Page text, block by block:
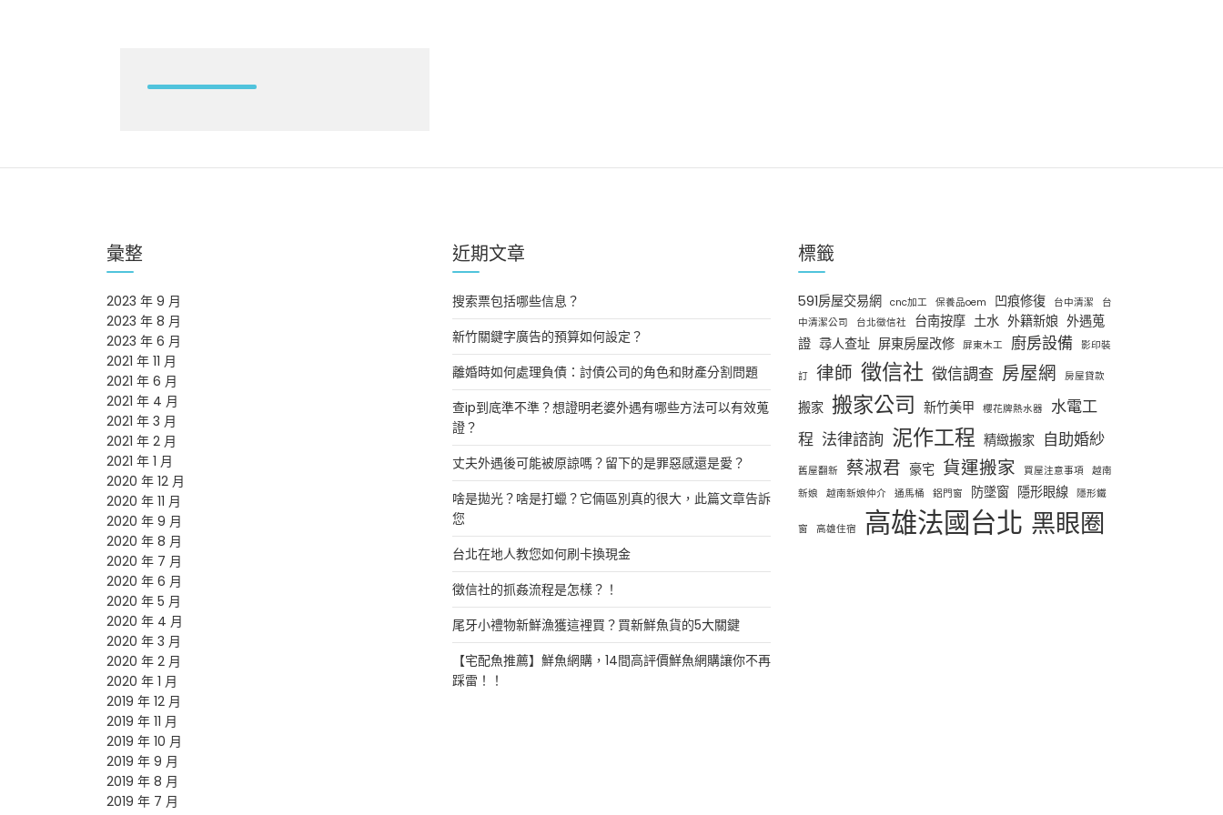
彙整
2023 年 9 月
2023 年 8 月
2023 年 6 月
2021 年 11 月
2021 年 6 月
2021 年 4 月
2021 年 3 月
2021 年 2 月
2021 年 1 月
2020 年 12 月
2020 年 11 月
2020 年 9 月
2020 年 8 月
2020 年 7 月
2020 年 6 月
2020 年 5 月
2020 年 4 月
2020 年 3 月
2020 年 2 月
2020 年 1 月
2019 年 12 月
2019 年 11 月
2019 年 10 月
2019 年 9 月
2019 年 8 月
2019 年 7 月
近期文章
搜索票包括哪些信息？
新竹關鍵字廣告的預算如何設定？
離婚時如何處理負債：討債公司的角色和財產分割問題
查ip到底準不準？想證明老婆外遇有哪些方法可以有效蒐
證？
丈夫外遇後可能被原諒嗎？留下的是罪惡感還是愛？
啥是拋光？啥是打蠟？它倆區別真的很大，此篇文章告訴
您
台北在地人教您如何刷卡換現金
徵信社的抓姦流程是怎樣？！
尾牙小禮物新鮮漁獲這裡買？買新鮮魚貨的5大關鍵
【宅配魚推薦】鮮魚網購，14間高評價鮮魚網購讓你不再
踩雷！！
標籤
591房屋交易網 cnc加工 保養品oem 凹痕修復 台中清潔
台
中清潔公司
台北徵信社 台南按摩 土水 外籍新娘 外遇蒐
證 尋人查址 屏東房屋改修 屏東木工 廚房設備 影印裝
訂 律師 徵信社 徵信調查 房屋網 房屋貸款
搬家 搬家公司 新竹美甲 櫻花牌熱水器
水電工
程 法律諮詢 泥作工程 精緻搬家 自助婚紗
舊屋翻新 蔡淑君 豪宅 貨運搬家 買屋注意事項 越南
新娘
越南新娘仲介 通馬桶 鋁門窗 防墜窗 隱形眼線 隱形鐵
窗 高雄住宿 高雄法國台北 黑眼圈